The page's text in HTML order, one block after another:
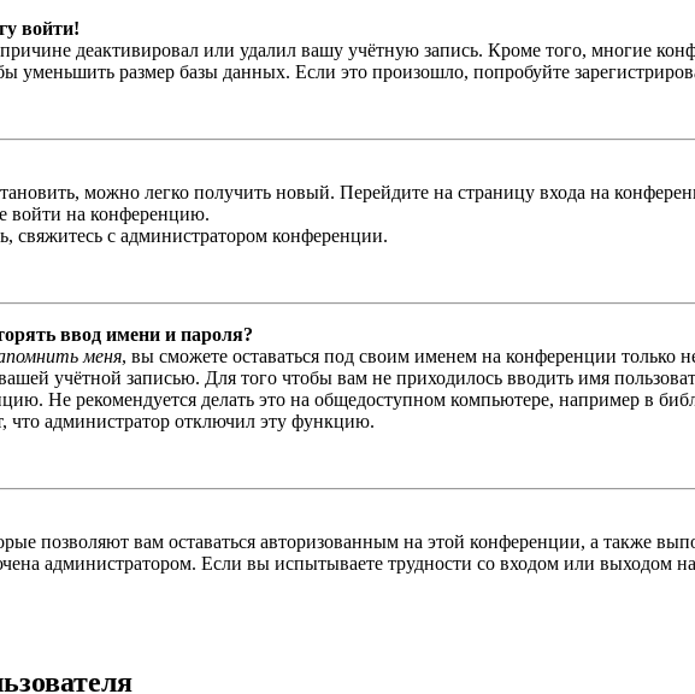
войти!
деактивировал или удалил вашу учётную запись. Кроме того, многие
размер базы данных. Если это произошло, попробуйте
можно легко получить новый. Перейдите на страницу входа на
войти на конференцию.
свяжитесь с администратором конференции.
ввод имени и пароля?
меня, вы сможете оставаться под своим именем на конференции только
учётной записью. Для того чтобы вам не приходилось вводить имя
Не рекомендуется делать это на общедоступном компьютере, например в
что администратор отключил эту функцию.
позволяют вам оставаться авторизованным на этой конференции, а также
администратором. Если вы испытываете трудности со входом или выходом